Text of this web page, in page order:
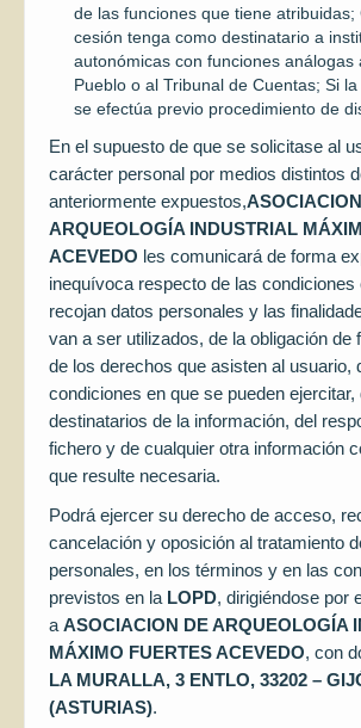
de las funciones que tiene atribuidas;
cesión tenga como destinatario a
autonómicas con funciones análogas
Pueblo o al Tribunal de Cuentas; Si
se efectúa previo procedimiento de
En el supuesto de que se solicitase al
carácter personal por medios distintos
anteriormente expuestos,
ARQUEOLOGÍA INDUSTRIAL
ACEVEDO les comunicará de forma
inequívoca respecto de las condiciones
recojan datos personales y las
van a ser utilizados, de la obligación de
de los derechos que asisten al usuario,
condiciones en que se pueden ejercitar,
destinatarios de la información, del
fichero y de cualquier otra información
que resulte necesaria.
Podrá ejercer su derecho de acceso,
cancelación y oposición al tratamiento
personales, en los términos y en las
previstos en la LOPD, dirigiéndose por
a ASOCIACION DE ARQUEOLOGÍA
MÁXIMO FUERTES ACEVEDO, con
LA MURALLA, 3 ENTLO, 33202 –
(ASTURIAS).